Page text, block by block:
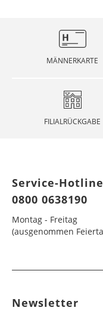
MÄNNERKARTE
FILIALRÜCKGABE
Service-Hotline
0800 0638190
Montag - Freitag
(ausgenommen
Newsletter